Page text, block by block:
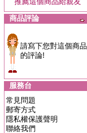
商品評論
請寫下您對這個商品
的評論!
服務台
常見問題
郵寄方式
隱私權保護聲明
聯絡我們